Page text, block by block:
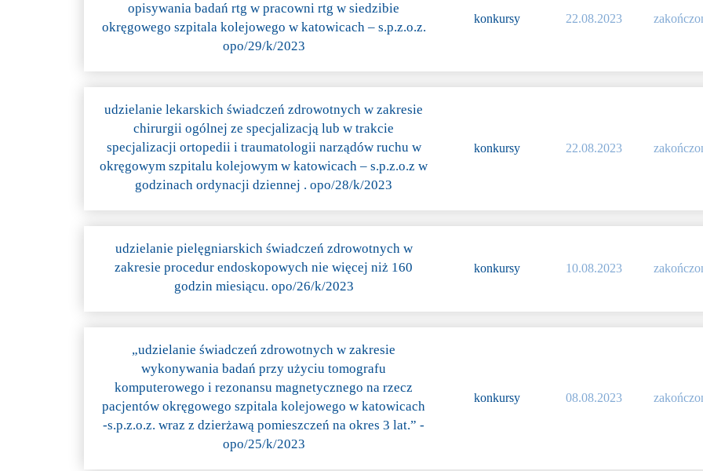
opisywania badań rtg w pracowni rtg w siedzibie
okręgowego szpitala kolejowego w katowicach – s.p.z.o.z.
opo/29/k/2023
konkursy 22.08.2023
udzielanie lekarskich świadczeń zdrowotnych w zakresie
chirurgii ogólnej ze specjalizacją lub w trakcie
specjalizacji ortopedii i traumatologii narządów ruchu w
okręgowym szpitalu kolejowym w katowicach – s.p.z.o.z w
godzinach ordynacji dziennej . opo/28/k/2023
konkursy 22.08.2023
udzielanie pielęgniarskich świadczeń zdrowotnych w
zakresie procedur endoskopowych nie więcej niż 160
godzin miesiącu. opo/26/k/2023
konkursy 10.08.2023
„udzielanie świadczeń zdrowotnych w zakresie
wykonywania badań przy użyciu tomografu
komputerowego i rezonansu magnetycznego na rzecz
pacjentów okręgowego szpitala kolejowego w katowicach
-s.p.z.o.z. wraz z dzierżawą pomieszczeń na okres 3 lat.” -
opo/25/k/2023
konkursy 08.08.2023